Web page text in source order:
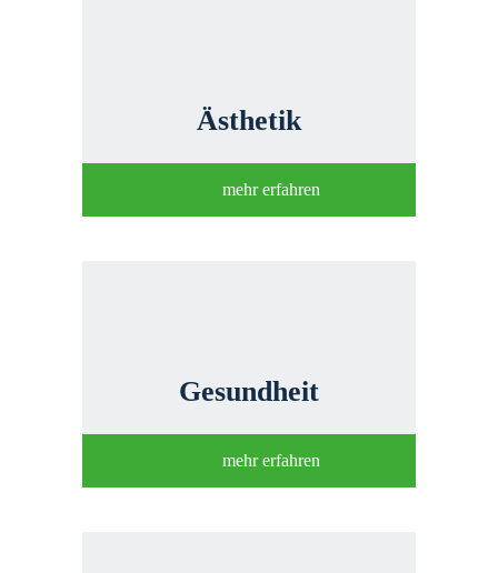
Ästhetik
mehr erfahren
Gesundheit
mehr erfahren